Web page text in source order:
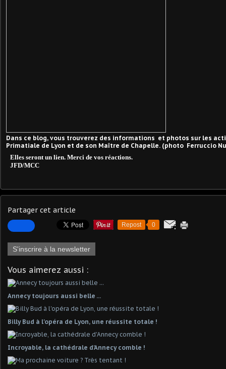
Dans ce blog, vous trouverez des informations et photos sur les
Primatiale de Lyon et de son Maître de Chapelle. (photo Ferruccio
Elles seront un lien. Merci de vos réactions.
JFD/MCC
Partager cet article
Repost 0
S'inscrire à la newsletter
Vous aimerez aussi :
Annecy toujours aussi belle ...
Billy Bud à l'opéra de Lyon, une réussite totale !
Incroyable, la cathédrale d'Annecy comble !